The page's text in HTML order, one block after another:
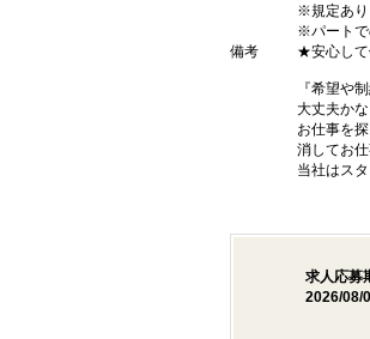
※規定あり
※パートで
備考
★安心し
『希望や
大丈夫か
お仕事を
消してお
当社はス
求人応募
2026/08/